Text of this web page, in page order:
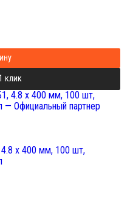
клик
x 400 мм, 100 шт,